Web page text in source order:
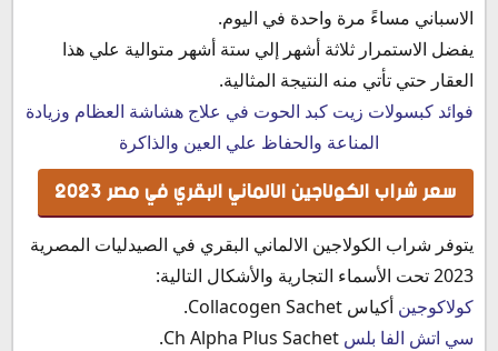
الاسباني مساءً مرة واحدة في اليوم.
يفضل الاستمرار ثلاثة أشهر إلي ستة أشهر متوالية علي هذا
العقار حتي تأتي منه النتيجة المثالية.
فوائد كبسولات زيت كبد الحوت في علاج هشاشة العظام وزيادة
المناعة والحفاظ علي العين والذاكرة
سعر شراب الكولاجين الالماني البقري في مصر 2023
يتوفر شراب الكولاجين الالماني البقري في الصيدليات المصرية
2023 تحت الأسماء التجارية والأشكال التالية:
كولاكوجين أكياس Collacogen Sachet.
سي اتش الفا بلس